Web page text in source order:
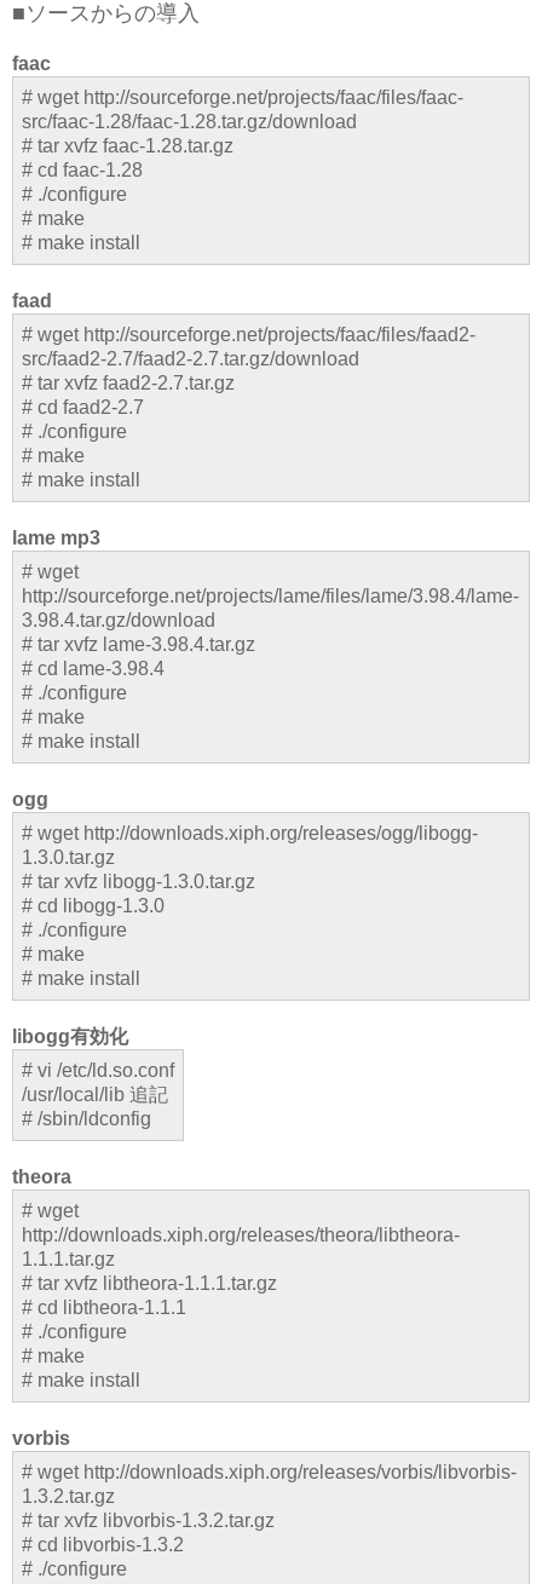
■ソースからの導入
faac
# wget http://sourceforge.net/projects/faac/files/faac-
src/faac-1.28/faac-1.28.tar.gz/download
# tar xvfz faac-1.28.tar.gz
# cd faac-1.28
# ./configure
# make
# make install
faad
# wget http://sourceforge.net/projects/faac/files/faad2-
src/faad2-2.7/faad2-2.7.tar.gz/download
# tar xvfz faad2-2.7.tar.gz
# cd faad2-2.7
# ./configure
# make
# make install
lame mp3
# wget
http://sourceforge.net/projects/lame/files/lame/3.98.4/lame-
3.98.4.tar.gz/download
# tar xvfz lame-3.98.4.tar.gz
# cd lame-3.98.4
# ./configure
# make
# make install
ogg
# wget http://downloads.xiph.org/releases/ogg/libogg-
1.3.0.tar.gz
# tar xvfz libogg-1.3.0.tar.gz
# cd libogg-1.3.0
# ./configure
# make
# make install
libogg有効化
# vi /etc/ld.so.conf
/usr/local/lib 追記
# /sbin/ldconfig
theora
# wget
http://downloads.xiph.org/releases/theora/libtheora-
1.1.1.tar.gz
# tar xvfz libtheora-1.1.1.tar.gz
# cd libtheora-1.1.1
# ./configure
# make
# make install
vorbis
# wget http://downloads.xiph.org/releases/vorbis/libvorbis-
1.3.2.tar.gz
# tar xvfz libvorbis-1.3.2.tar.gz
# cd libvorbis-1.3.2
# ./configure